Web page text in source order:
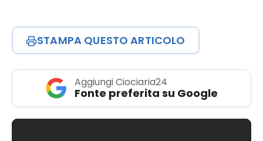
STAMPA QUESTO ARTICOLO
Aggiungi Ciociaria24
Fonte preferita su Google